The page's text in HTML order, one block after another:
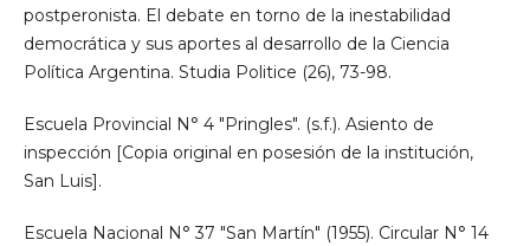
postperonista. El debate en torno de la inestabilidad
democrática y sus aportes al desarrollo de la Ciencia
Política Argentina. Studia Politice (26), 73-98.
Escuela Provincial N° 4 "Pringles". (s.f.). Asiento de
inspección [Copia original en posesión de la institución,
San Luis].
Escuela Nacional N° 37 "San Martín" (1955). Circular N° 14